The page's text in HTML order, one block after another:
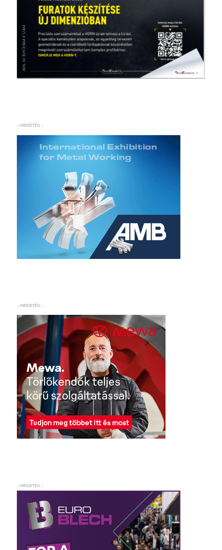
– HIRDETÉS –
– HIRDETÉS –
– HIRDETÉS –